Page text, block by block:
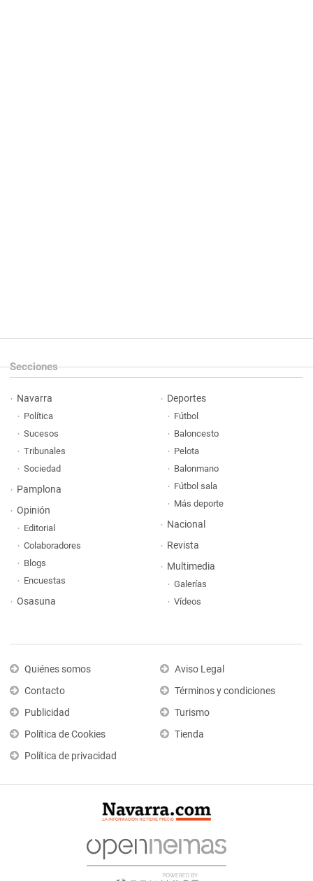
Secciones
Navarra
Política
Sucesos
Tribunales
Sociedad
Pamplona
Opinión
Editorial
Colaboradores
Blogs
Encuestas
Osasuna
Deportes
Fútbol
Baloncesto
Pelota
Balonmano
Fútbol sala
Más deporte
Nacional
Revista
Multimedia
Galerías
Vídeos
Quiénes somos
Contacto
Publicidad
Política de Cookies
Política de privacidad
Aviso Legal
Términos y condiciones
Turismo
Tienda